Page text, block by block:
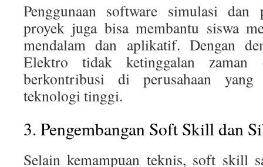
Penggunaan software simulasi dan
proyek juga bisa membantu siswa
mendalam dan aplikatif. Dengan
Elektro tidak ketinggalan zaman
berkontribusi di perusahaan
teknologi tinggi.
3. Pengembangan Soft Skill dan
Selain kemampuan teknis, soft skill